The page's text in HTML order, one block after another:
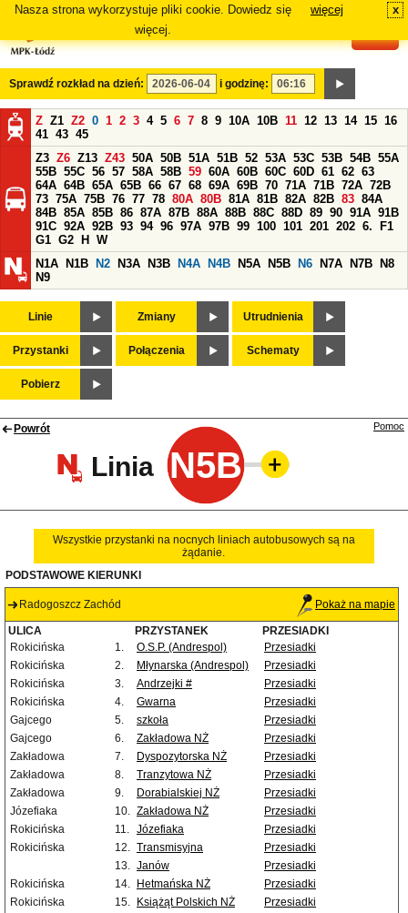
Nasza strona wykorzystuje pliki cookie. Dowiedz się
więcej.
więcej x
Sprawdź rozkład na dzień: i godzinę:
Z Z1 Z2 0 1 2 3 4 5 6 7 8 9 10A 10B 11 12 13 14 15 16
41 43 45
Z3 Z6 Z13 Z43 50A 50B 51A 51B 52 53A 53C 53B 54B 55A
55B 55C 56 57 58A 58B 59 60A 60B 60C 60D 61 62 63
64A 64B 65A 65B 66 67 68 69A 69B 70 71A 71B 72A 72B
73 75A 75B 76 77 78 80A 80B 81A 81B 82A 82B 83 84A
84B 85A 85B 86 87A 87B 88A 88B 88C 88D 89 90 91A 91B
91C 92A 92B 93 94 96 97A 97B 99 100 101 201 202 6.
F1
G1 G2 H
W
N1A
N1B N2 N3A N3B N4A N4B N5A N5B N6 N7A N7B
N8
N9
Linie Zmiany Utrudnienia
Przystanki Połączenia Schematy
Pobierz
Powrót
Linia N5B
Pomoc
Wszystkie przystanki na nocnych liniach autobusowych są na
żądanie.
PODSTAWOWE KIERUNKI
Radogoszcz Zachód Pokaż na mapie
ULICA PRZYSTANEK
PRZESIADKI
Rokicińska
1. O.S.P. (Andrespol)
Przesiadki
Rokicińska
2. Młynarska (Andrespol)
Przesiadki
Rokicińska
3. Andrzejki #
Przesiadki
Rokicińska
4. Gwarna
Przesiadki
Gajcego
5. szkoła
Przesiadki
Gajcego
6. Zakładowa NŻ
Przesiadki
Zakładowa
7. Dyspozytorska NŻ
Przesiadki
Zakładowa
8. Tranzytowa NŻ
Przesiadki
Zakładowa
9. Dorabialskiej NŻ
Przesiadki
Józefiaka
10. Zakładowa NŻ
Przesiadki
Rokicińska
11. Józefiaka
Przesiadki
Rokicińska
12. Transmisyjna
Przesiadki
13. Janów
Przesiadki
Rokicińska
14. Hetmańska NŻ
Przesiadki
Rokicińska
15. Książąt Polskich NŻ
Przesiadki